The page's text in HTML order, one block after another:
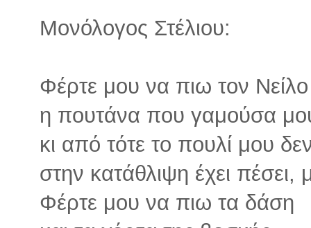
Μονόλογος Στέλιου:
Φέρτε μου να πιω τον
η πουτάνα που γαμούσα
κι από τότε το πουλί μου
στην κατάθλιψη έχει
Φέρτε μου να πιω τα δάση